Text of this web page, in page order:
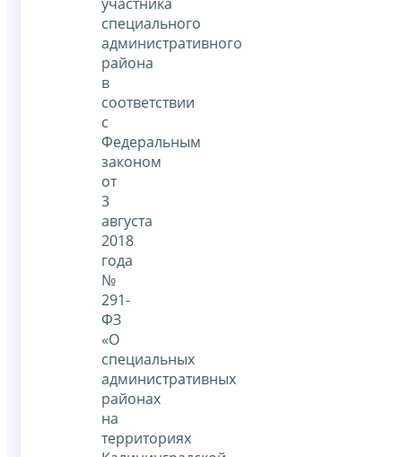
специального
административного
района
в
соответствии
с
Федеральным
законом
от
3
августа
2018
года
№
291-
ФЗ
«О
специальных
административных
районах
на
территориях